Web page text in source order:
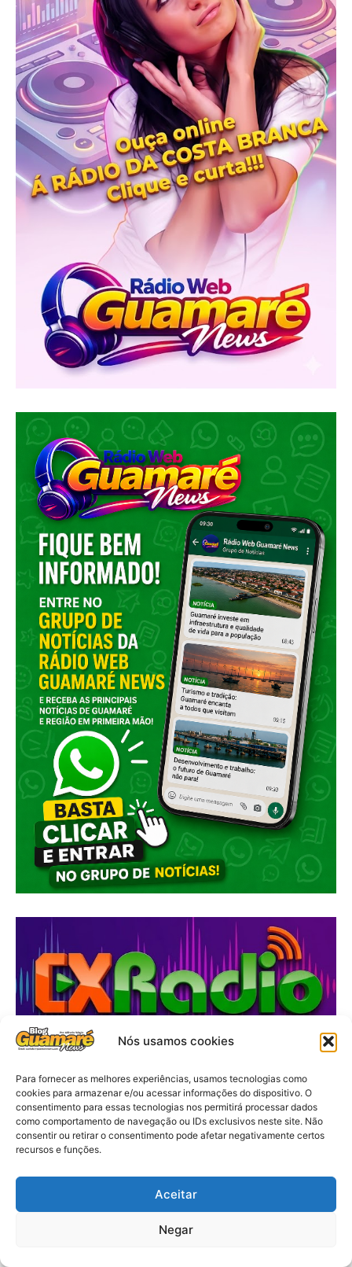
Nós usamos cookies
Para fornecer as melhores experiências, usamos tecnologias como
cookies para armazenar e/ou acessar informações do dispositivo. O
consentimento para essas tecnologias nos permitirá processar dados
como comportamento de navegação ou IDs exclusivos neste site. Não
consentir ou retirar o consentimento pode afetar negativamente certos
recursos e funções.
Aceitar
Negar